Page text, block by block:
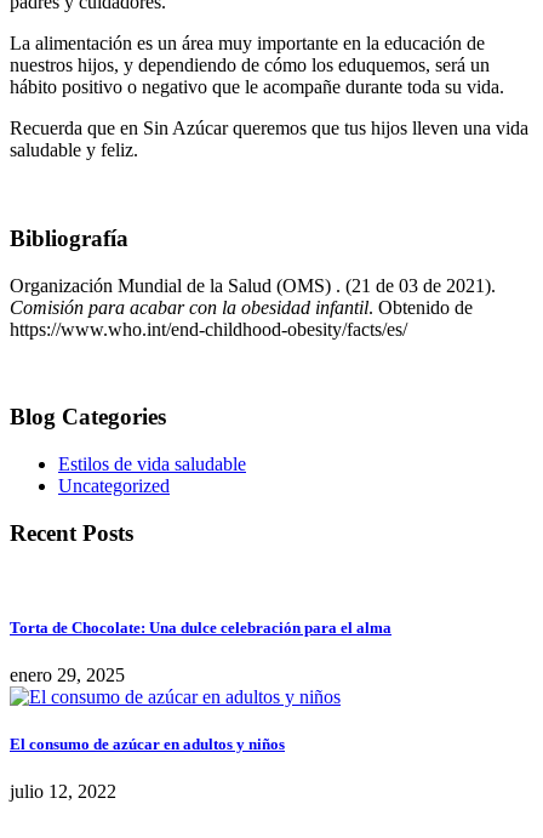
La alimentación es un área muy importante en la educación de
nuestros hijos, y dependiendo de cómo los eduquemos, será un
hábito positivo o negativo que le acompañe durante toda su vida.
Recuerda que en Sin Azúcar queremos que tus hijos lleven una vida
saludable y feliz.
Bibliografía
Organización Mundial de la Salud (OMS) . (21 de 03 de 2021).
Comisión para acabar con la obesidad infantil. Obtenido de
https://www.who.int/end-childhood-obesity/facts/es/
Blog Categories
Estilos de vida saludable
Uncategorized
Recent Posts
Torta de Chocolate: Una dulce celebración para el alma
enero 29, 2025
El consumo de azúcar en adultos y niños
julio 12, 2022